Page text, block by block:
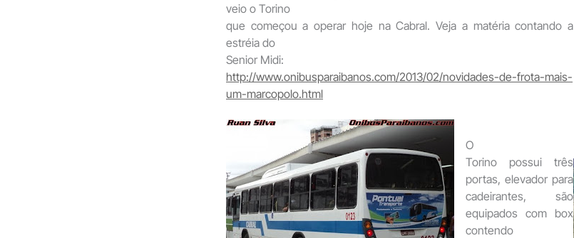
veio o Torino
que começou a operar hoje na Cabral. Veja a matéria contando a
estréia do
Senior Midi:
http://www.onibusparaibanos.com/2013/02/novidades-de-frota-mais-
um-marcopolo.html
O
Torino possui três
portas, elevador para
cadeirantes, são
equipados com box
contendo